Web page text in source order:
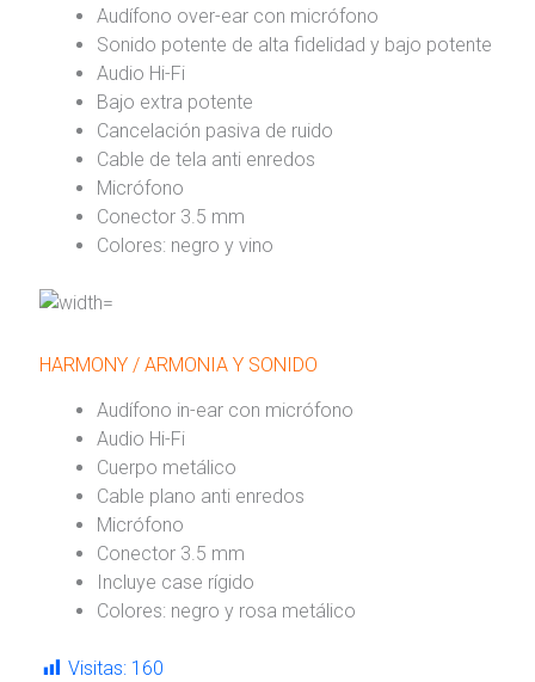
Audífono over-ear con micrófono
Sonido potente de alta fidelidad y bajo potente
Audio Hi-Fi
Bajo extra potente
Cancelación pasiva de ruido
Cable de tela anti enredos
Micrófono
Conector 3.5 mm
Colores: negro y vino
HARMONY / ARMONIA Y SONIDO
Audífono in-ear con micrófono
Audio Hi-Fi
Cuerpo metálico
Cable plano anti enredos
Micrófono
Conector 3.5 mm
Incluye case rígido
Colores: negro y rosa metálico
Visitas: 160